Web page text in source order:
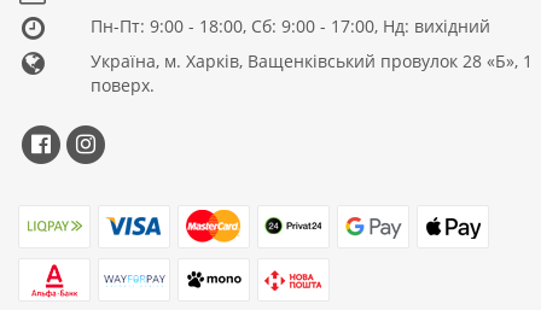
Пн-Пт: 9:00 - 18:00, Сб: 9:00 - 17:00, Нд: вихідний
Україна, м. Харків, Ващенківський провулок 28 «Б», 1
поверх.